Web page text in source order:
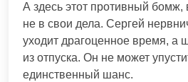
А здесь этот противный
не в свои дела. Сергей
уходит драгоценное время, а
из отпуска. Он не может
единственный шанс.